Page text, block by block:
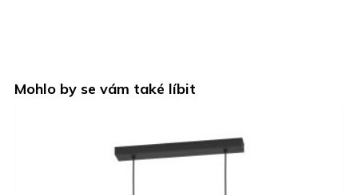
Mohlo by se vám také líbit